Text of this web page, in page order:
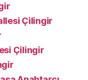
Çilingir
Çilingir